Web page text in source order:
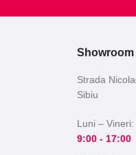
Showroom
Strada
Sibiu
Luni – Vineri:
9:00 - 17:00